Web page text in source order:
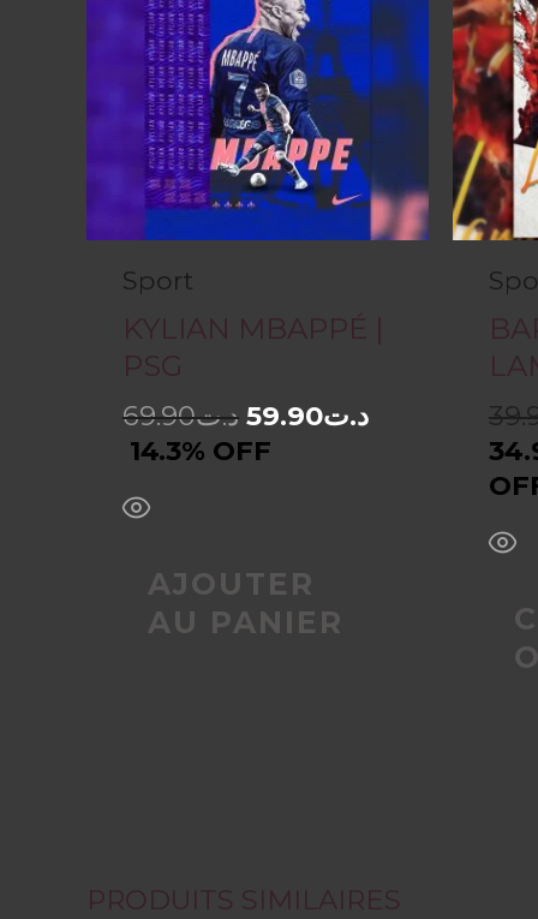
Sport
KYLIAN MBAPPÉ |
PSG
د.ت69.90 د.ت59.90
14.3% OFF
AJOUTER
AU PANIER
PRODUITS SIMILAIRES